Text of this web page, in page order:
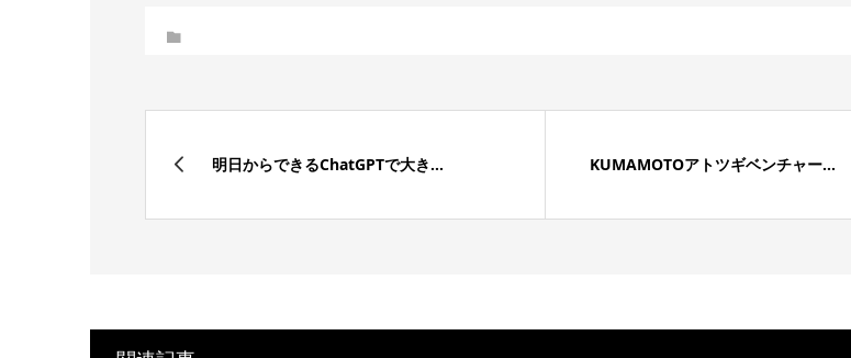
明日からできるChatGPTで大き... KUMAMOTOアトツギベンチャー...